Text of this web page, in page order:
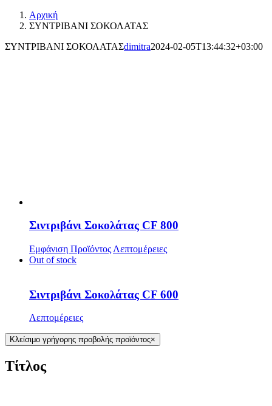
Αρχική
ΣΥΝΤΡΙΒΑΝΙ ΣΟΚΟΛΑΤΑΣ
ΣΥΝΤΡΙΒΑΝΙ ΣΟΚΟΛΑΤΑΣdimitra2024-02-05T13:44:32+03:00
Σιντριβάνι Σοκολάτας CF 800
Εμφάνιση Προϊόντος Λεπτομέρειες
Out of stock
Σιντριβάνι Σοκολάτας CF 600
Λεπτομέρειες
Κλείσιμο γρήγορης προβολής προϊόντος×
Τίτλος